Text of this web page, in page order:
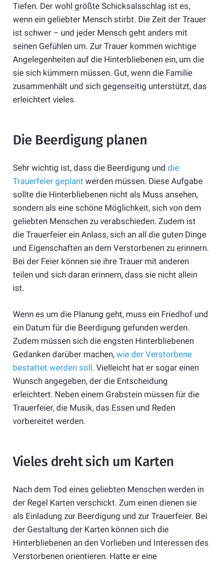
Tiefen. Der wohl größte Schicksalsschlag ist es,
wenn ein geliebter Mensch stirbt. Die Zeit der Trauer
ist schwer – und jeder Mensch geht anders mit
seinen Gefühlen um. Zur Trauer kommen wichtige
Angelegenheiten auf die Hinterbliebenen ein, um die
sie sich kümmern müssen. Gut, wenn die Familie
zusammenhält und sich gegenseitig unterstützt, das
erleichtert vieles.
Die Beerdigung planen
Sehr wichtig ist, dass die Beerdigung und die
Trauerfeier geplant werden müssen. Diese Aufgabe
sollte die Hinterbliebenen nicht als Muss ansehen,
sondern als eine schöne Möglichkeit, sich von dem
geliebten Menschen zu verabschieden. Zudem ist
die Trauerfeier ein Anlass, sich an all die guten Dinge
und Eigenschaften an dem Verstorbenen zu erinnern.
Bei der Feier können sie ihre Trauer mit anderen
teilen und sich daran erinnern, dass sie nicht allein
ist.
Wenn es um die Planung geht, muss ein Friedhof und
ein Datum für die Beerdigung gefunden werden.
Zudem müssen sich die engsten Hinterbliebenen
Gedanken darüber machen, wie der Verstorbene
bestattet werden soll. Vielleicht hat er sogar einen
Wunsch angegeben, der die Entscheidung
erleichtert. Neben einem Grabstein müssen für die
Trauerfeier, die Musik, das Essen und Reden
vorbereitet werden.
Vieles dreht sich um Karten
Nach dem Tod eines geliebten Menschen werden in
der Regel Karten verschickt. Zum einen dienen sie
als Einladung zur Beerdigung und zur Trauerfeier. Bei
der Gestaltung der Karten können sich die
Hinterbliebenen an den Vorlieben und Interessen des
Verstorbenen orientieren. Hatte er eine